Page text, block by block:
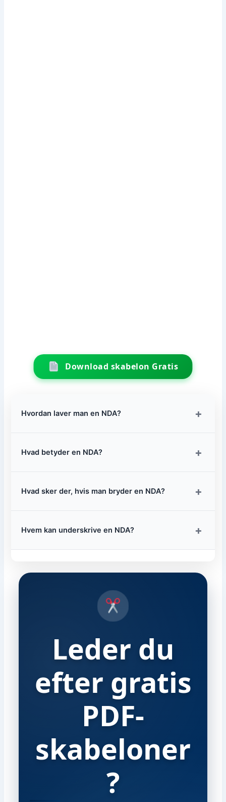
Download skabelon Gratis
Hvordan laver man en NDA? +
Hvad betyder en NDA? +
Hvad sker der, hvis man bryder en NDA? +
Hvem kan underskrive en NDA? +
Leder du
efter gratis
PDF-
skabeloner
?